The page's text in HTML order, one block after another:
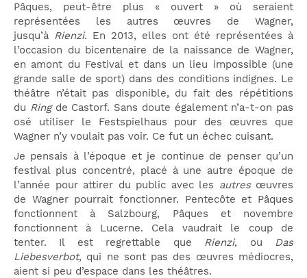
Pâques, peut-être plus « ouvert » où seraient
représentées les autres œuvres de Wagner,
jusqu’à Rienzi. En 2013, elles ont été représentées à
l’occasion du bicentenaire de la naissance de Wagner,
en amont du Festival et dans un lieu impossible (une
grande salle de sport) dans des conditions indignes. Le
théâtre n’était pas disponible, du fait des répétitions
du Ringde Castorf. Sans doute également n’a-t-on pas
osé utiliser le Festspielhaus pour des œuvres que
Wagner n’y voulait pas voir. Ce fut un échec cuisant.
Je pensais à l’époque et je continue de penser qu’un
festival plus concentré, placé à une autre époque de
l’année pour attirer du public avec les autresœuvres
de Wagner pourrait fonctionner. Pentecôte et Pâques
fonctionnent à Salzbourg, Pâques et novembre
fonctionnent à Lucerne. Cela vaudrait le coup de
tenter. Il est regrettable que Rienzi, ou Das
Liebesverbot, qui ne sont pas des œuvres médiocres,
aient si peu d’espace dans les théâtres.